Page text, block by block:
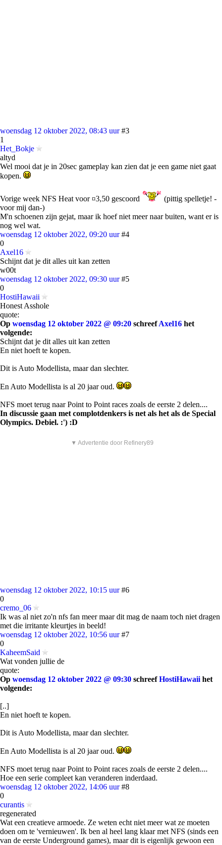
woensdag 12 oktober 2022, 08:43 uur #3
1
Het_Bokje
altyd
Wel mooi dat je in 20sec gameplay kan zien dat je een game niet gaat
kopen.
Vorige week NFS Heat voor ¤3,50 gescoord
(pittig spelletje! -
voor mij dan-)
M'n schoenen zijn gejat, maar ik hoef niet meer naar buiten, want er is
nog wel wat.
woensdag 12 oktober 2022, 09:20 uur #4
0
Axel16
Schijnt dat je dit alles uit kan zetten
w00t
woensdag 12 oktober 2022, 09:30 uur #5
0
HostiHawaii
Honest Asshole
quote:
Op woensdag 12 oktober 2022 @ 09:20 schreefAxel16 het
volgende:
Schijnt dat je dit alles uit kan zetten
En niet hoeft te kopen.
Dit is Auto Modellista, maar dan slechter.
En Auto Modellista is al 20 jaar oud.
NFS moet terug naar Point to Point races zoals de eerste 2 delen....
In discussie gaan met complotdenkers is net als het als de Special
Olympics. Debiel. :') :D
▼ Advertentie door Refinery89
woensdag 12 oktober 2022, 10:15 uur #6
0
cremo_06
Ik was al niet zo'n nfs fan meer maar dit mag de naam toch niet dragen
met die irritante kleurtjes in beeld!
woensdag 12 oktober 2022, 10:56 uur #7
0
KaheemSaid
Wat vonden jullie de
quote:
Op woensdag 12 oktober 2022 @ 09:30 schreefHostiHawaii het
volgende:
[..]
En niet hoeft te kopen.
Dit is Auto Modellista, maar dan slechter.
En Auto Modellista is al 20 jaar oud.
NFS moet terug naar Point to Point races zoals de eerste 2 delen....
Hoe een serie compleet kan veranderen inderdaad.
woensdag 12 oktober 2022, 14:06 uur #8
0
curantis
regenerated
Wat een creatieve armoede. Ze weten echt niet meer wat ze moeten
doen om te 'vernieuwen'. Ik ben al heel lang klaar met NFS (sinds een
van de eerste Underground games), maar dit is eigenlijk gewoon een